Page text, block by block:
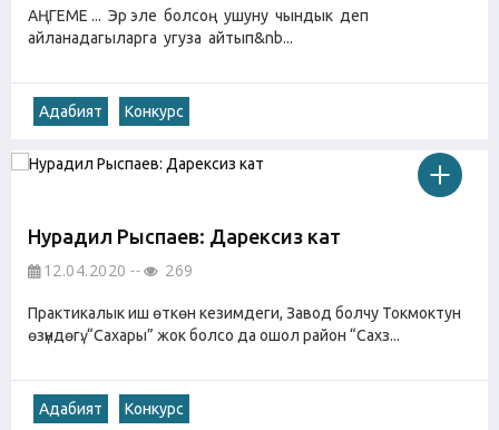
АҢГЕМЕ ... Эр эле болсоң ушуну чындык деп
айланадагыларга угуза айтып&nb...
Адабият Конкурс
Нурадил Рыспаев: Дарексиз кат
12.04.2020 269
Практикалык иш өткөн кезимдеги, Завод болчу Токмоктун
өзүндөгү. “Сахары” жок болсо да ошол район “Сахз...
Адабият Конкурс